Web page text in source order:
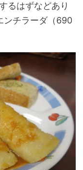
るはずなどあり
ンチラーダ（690